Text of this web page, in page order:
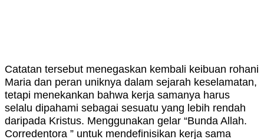
Catatan tersebut menegaskan kembali keibuan rohani
Maria dan peran uniknya dalam sejarah keselamatan,
tetapi menekankan bahwa kerja samanya harus
selalu dipahami sebagai sesuatu yang lebih rendah
daripada Kristus. Menggunakan gelar “Bunda Allah.
Corredentora ” untuk mendefinisikan kerja sama